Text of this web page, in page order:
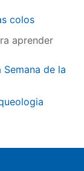
colos
aprender
de la